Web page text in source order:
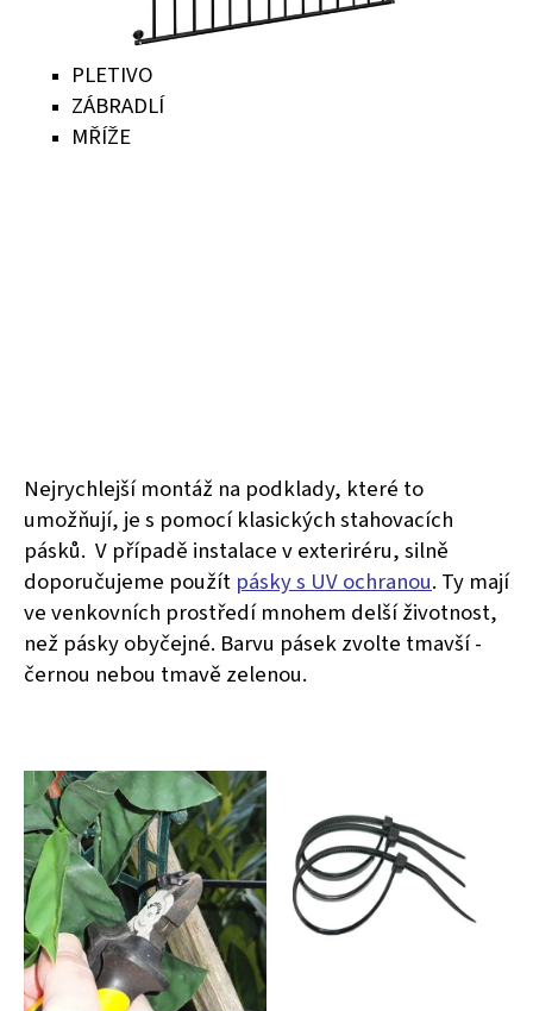
PLETIVO
ZÁBRADLÍ
MŘÍŽE
Nejrychlejší montáž na podklady, které to
umožňují, je s pomocí klasických stahovacích
pásků. V případě instalace v exteriréru, silně
doporučujeme použít pásky s UV ochranou. Ty mají
ve venkovních prostředí mnohem delší životnost,
než pásky obyčejné. Barvu pásek zvolte tmavší -
černou nebou tmavě zelenou.